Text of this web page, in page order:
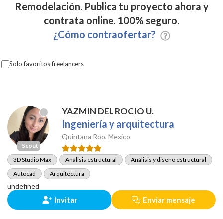
Remodelación. Publica tu proyecto ahora y
contrata online. 100% seguro.
¿Cómo contraofertar?
Solo favoritos freelancers
Scout
YAZMIN DEL ROCIO U.
Ingeniería y arquitectura
Quintana Roo, Mexico
3D Studio Max Análisis estructural
Análisis y diseño estructural
Autocad
Arquitectura
undefined
Invitar Enviar mensaje